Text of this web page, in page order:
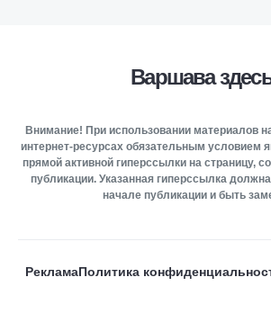
Варшава
Внимание! При использовании материалов
интернет-ресурсах обязательным условием
прямой активной гиперссылки на страницу,
публикации. Указанная гиперссылка
начале публикации и быть
РекламаПолитика